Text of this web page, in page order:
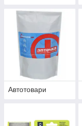
Автотовари